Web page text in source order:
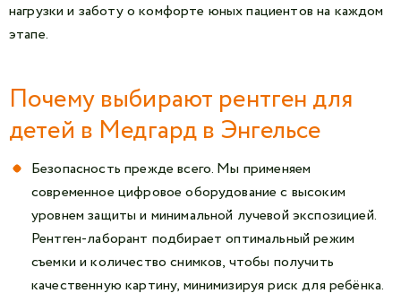
нагрузки и заботу о комфорте юных пациентов на каждом
этапе.
Почему выбирают рентген для
детей в Медгард в Энгельсе
Безопасность прежде всего. Мы применяем
современное цифровое оборудование с высоким
уровнем защиты и минимальной лучевой экспозицией.
Рентген-лаборант подбирает оптимальный режим
съемки и количество снимков, чтобы получить
качественную картину, минимизируя риск для ребёнка.